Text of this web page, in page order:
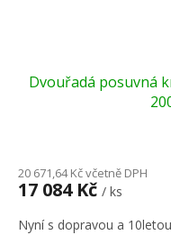
Dvouřadá posuvná
20 671,64 Kč včetně DPH
17 084 Kč / ks
Nyní s dopravou a